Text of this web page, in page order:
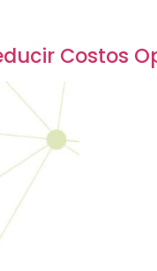
Costos